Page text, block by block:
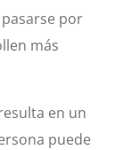
por
más
en un
puede